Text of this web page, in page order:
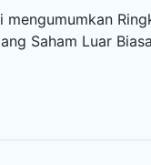
Saham Luar